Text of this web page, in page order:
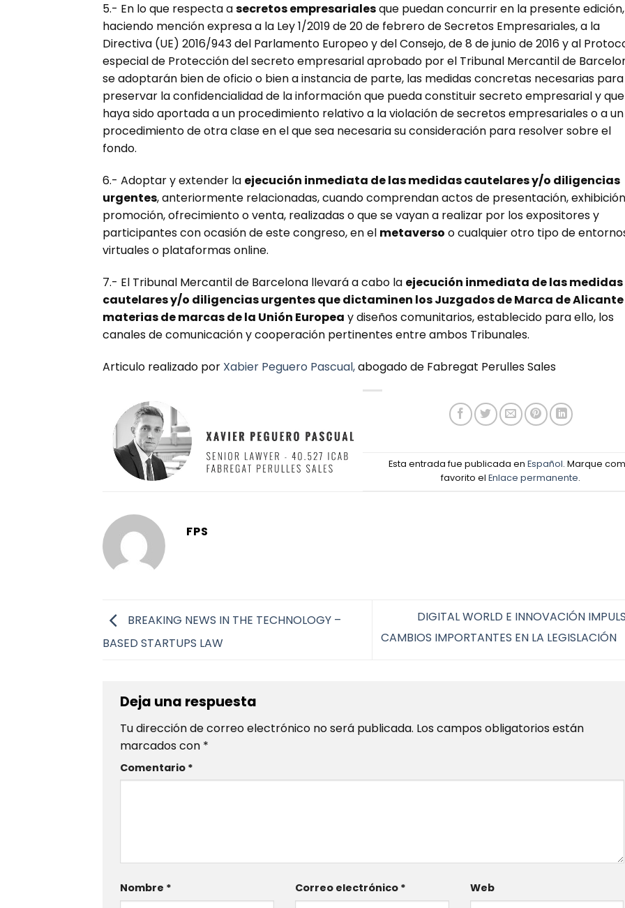
5.- En lo que respecta asecretos empresarialesque puedan concurrir en la presente
haciendo mención expresa a la Ley 1/2019 de 20 de febrero de Secretos Empresariales, a la
Directiva (UE) 2016/943 del Parlamento Europeo y del Consejo, de 8 de junio de 2016 y al
especial de Protección del secreto empresarial aprobado por el Tribunal Mercantil de
se adoptarán bien de oficio o bien a instancia de parte, las medidas concretas necesarias para
preservar la confidencialidad de la información que pueda constituir secreto empresarial y que
haya sido aportada a un procedimiento relativo a la violación de secretos empresariales o a un
procedimiento de otra clase en el que sea necesaria su consideración para resolver sobre el
fondo.
6.- Adoptar y extender la ejecución inmediata de las medidas cautelares y/o diligencias
urgentes, anteriormente relacionadas, cuando comprendan actos de presentación,
promoción, ofrecimiento o venta, realizadas o que se vayan a realizar por los expositores y
participantes con ocasión de este congreso, en el metaverso o cualquier otro tipo de
virtuales o plataformas online.
7.- El Tribunal Mercantil de Barcelona llevará a cabo la ejecución inmediata de las medidas
cautelares y/o diligencias urgentes que dictaminen los Juzgados de Marca de Alicante
materias de marcas de la Unión Europea y diseños comunitarios, establecido para ello, los
canales de comunicación y cooperación pertinentes entre ambos Tribunales.
Articulo realizado por Xabier Peguero Pascual,abogado de Fabregat Perulles Sales
Esta entrada fue publicada enEspañol. Marque
favorito el Enlace permanente.
FPS
BREAKING NEWS IN THE TECHNOLOGY –
BASED STARTUPS LAW
DIGITAL WORLD E INNOVACIÓN
CAMBIOS IMPORTANTES EN LA LEGISLACIÓN
Deja una respuesta
Tu dirección de correo electrónico no será publicada. Los campos obligatorios están
marcados con *
Comentario *
Nombre * Correo electrónico * Web